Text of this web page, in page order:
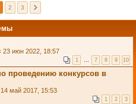
2 3
23 июн 2022, 18:57
1 … 7 8 9 10
проведению конкурсов в
14 май 2017, 15:53
1 2 3